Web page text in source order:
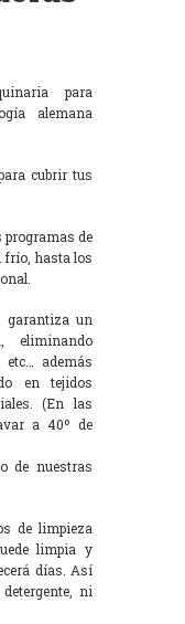
para
alemana
cubrir tus
programas de
frío, hasta los
garantiza un
eliminando
etc… además
en tejidos
(En las
a 40º de
de nuestras
de limpieza
limpia y
días. Así
ni